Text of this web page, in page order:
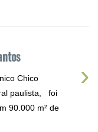
›
Chico
paulista, foi
90.000 m² de